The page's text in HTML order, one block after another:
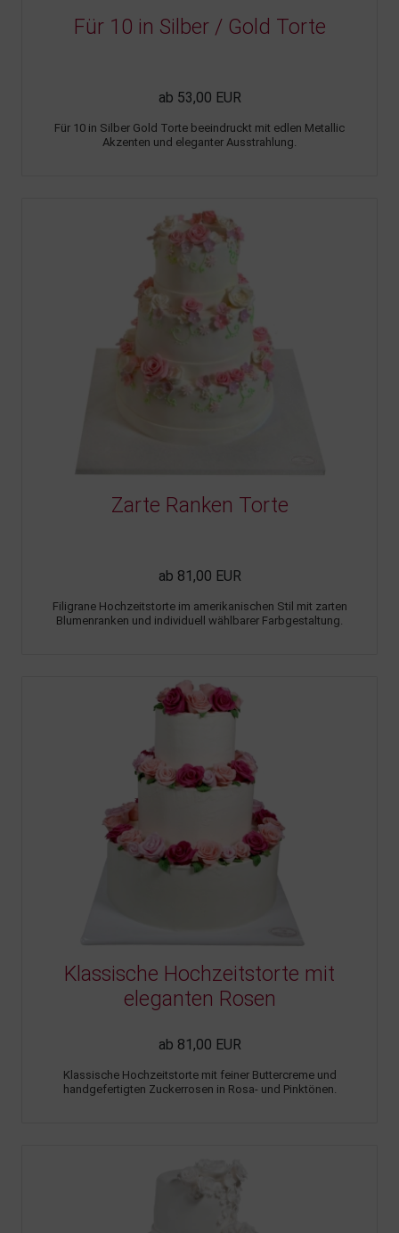
Für 10 in Silber / Gold Torte
ab 53,00 EUR
Für 10 in Silber Gold Torte beeindruckt mit edlen Metallic
Akzenten und eleganter Ausstrahlung.
Zarte Ranken Torte
ab 81,00 EUR
Filigrane Hochzeitstorte im amerikanischen Stil mit zarten
Blumenranken und individuell wählbarer Farbgestaltung.
Klassische Hochzeitstorte mit
eleganten Rosen
ab 81,00 EUR
Klassische Hochzeitstorte mit feiner Buttercreme und
handgefertigten Zuckerrosen in Rosa- und Pinktönen.